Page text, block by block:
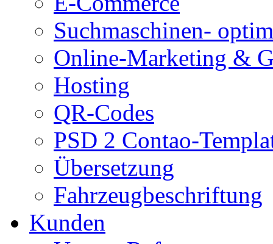
Suchmaschinen-
Online-Marketing &
Hosting
QR-Codes
PSD 2 Contao-
Übersetzung
Fahrzeugbeschriftung
Kunden